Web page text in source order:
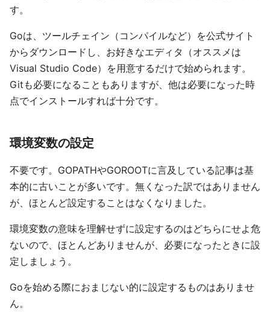
す。
Goは、ツールチェイン（コンパイルなど）を公式サイト
からダウンロードし、お好きなエディタ（オススメは
Visual Studio Code）を用意するだけで始められます。
Gitも必要になることもありますが、他は必要になった時
点でインストールすれば十分です。
環境変数の設定
不要です。GOPATHやGOROOTに言及している記事は基
本的に古いことが多いです。無くなった訳ではありません
が、ほとんど設定することはなくなりました。
環境変数の意味を理解せずに設定するのはどちらにせよ危
ないので、ほとんどありませんが、必要になったときに設
定しましょう。
Goを始める際におまじない的に設定するものはありませ
ん。